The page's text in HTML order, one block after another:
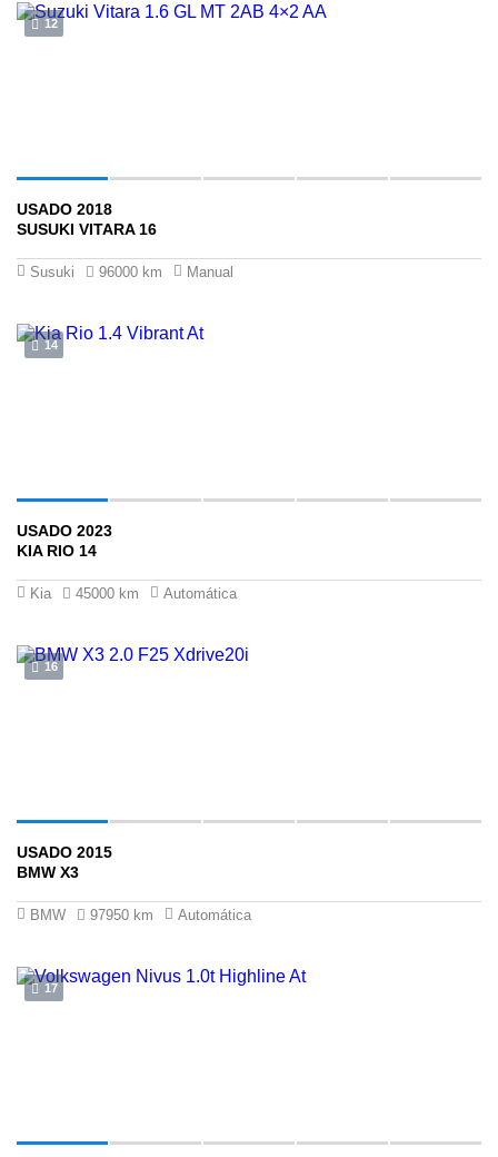
12
USADO 2018
SUSUKI VITARA 16
Susuki 96000 km Manual
14
USADO 2023
KIA RIO 14
Kia 45000 km Automática
16
USADO 2015
BMW X3
BMW 97950 km Automática
17